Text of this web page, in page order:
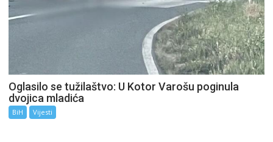
Oglasilo se tužilaštvo: U Kotor Varošu poginula
dvojica mladića
BiH Vijesti